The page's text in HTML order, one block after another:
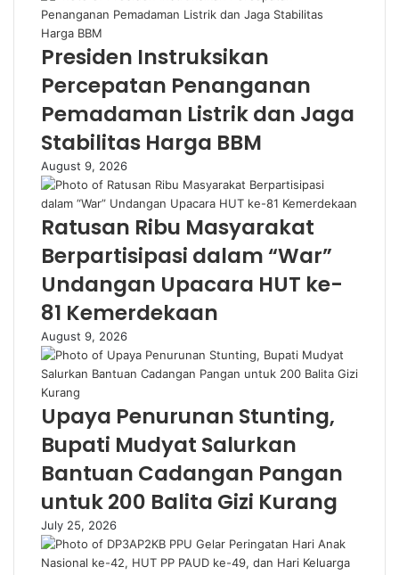
Presiden Instruksikan
Percepatan Penanganan
Pemadaman Listrik dan Jaga
Stabilitas Harga BBM
August 9, 2026
Ratusan Ribu Masyarakat
Berpartisipasi dalam “War”
Undangan Upacara HUT ke-
81 Kemerdekaan
August 9, 2026
Upaya Penurunan Stunting,
Bupati Mudyat Salurkan
Bantuan Cadangan Pangan
untuk 200 Balita Gizi Kurang
July 25, 2026